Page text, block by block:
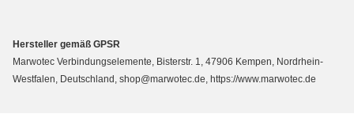
Hersteller gemäß GPSR
Marwotec Verbindungselemente, Bisterstr. 1, 47906 Kempen, Nordrhein-
Westfalen, Deutschland, shop@marwotec.de, https://www.marwotec.de